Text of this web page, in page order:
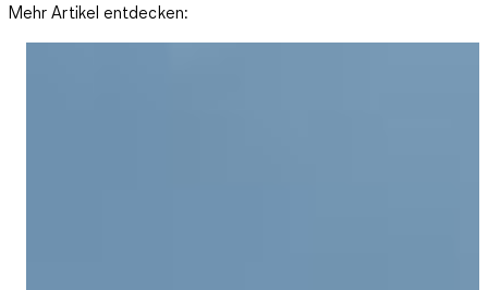
Mehr Artikel entdecken: